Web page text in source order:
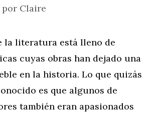
por Claire
la literatura está lleno de
cuyas obras han dejado una
en la historia. Lo que quizás
es que algunos de
también eran apasionados